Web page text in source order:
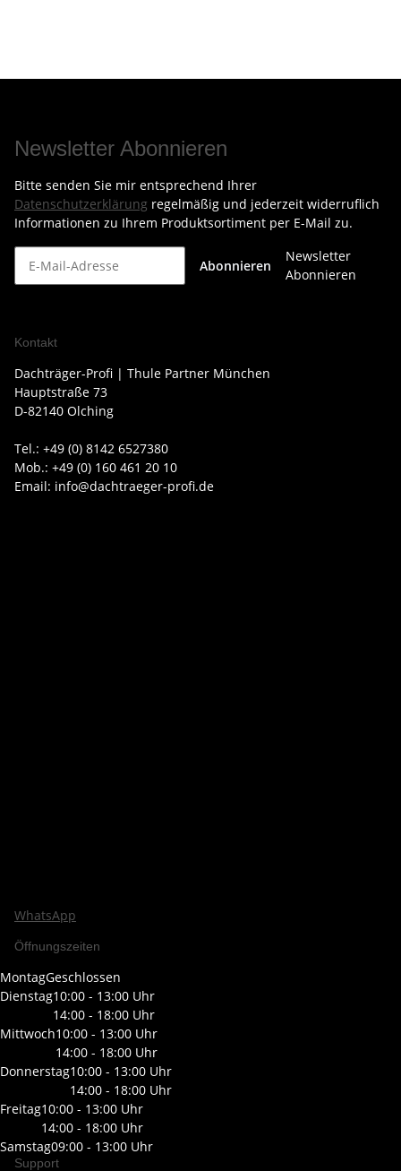
Newsletter Abonnieren
Bitte senden Sie mir entsprechend Ihrer
Datenschutzerklärung regelmäßig und jederzeit widerruflich
Informationen zu Ihrem Produktsortiment per E-Mail zu.
Abonnieren
Newsletter
Abonnieren
Kontakt
Dachträger-Profi | Thule Partner München
Hauptstraße 73
D-82140 Olching
Tel.: +49 (0) 8142 6527380
Mob.: +49 (0) 160 461 20 10
Email: info@dachtraeger-profi.de
WhatsApp
Öffnungszeiten
MontagGeschlossen
Dienstag10:00 - 13:00 Uhr
14:00 - 18:00 Uhr
Mittwoch10:00 - 13:00 Uhr
14:00 - 18:00 Uhr
Donnerstag10:00 - 13:00 Uhr
14:00 - 18:00 Uhr
Freitag10:00 - 13:00 Uhr
14:00 - 18:00 Uhr
Samstag09:00 - 13:00 Uhr
Support